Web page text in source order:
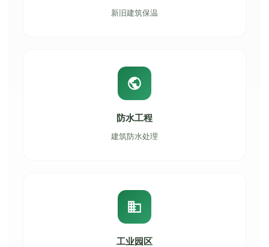
新旧建筑保温
防水工程
建筑防水处理
工业园区